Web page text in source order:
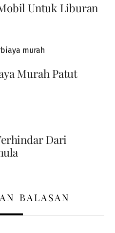
Untuk Liburan
Murah Patut
Dari
BALASAN